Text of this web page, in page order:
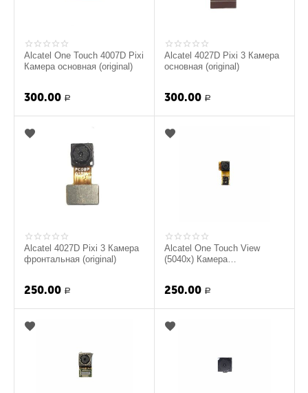
Alcatel One Touch 4007D Pixi
Камера основная (original)
300.00 Р
Alcatel 4027D Pixi 3 Камера
основная (original)
300.00 Р
Alcatel 4027D Pixi 3 Камера
фронтальная (original)
250.00 Р
Alcatel One Touch View
(5040x) Камера
250.00 Р